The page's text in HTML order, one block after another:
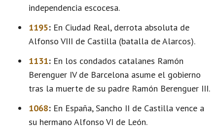
independencia escocesa.
1195: En Ciudad Real, derrota absoluta de
Alfonso VIII de Castilla (batalla de Alarcos).
1131: En los condados catalanes Ramón
Berenguer IV de Barcelona asume el gobierno
tras la muerte de su padre Ramón Berenguer III.
1068: En España, Sancho II de Castilla vence a
su hermano Alfonso VI de León.